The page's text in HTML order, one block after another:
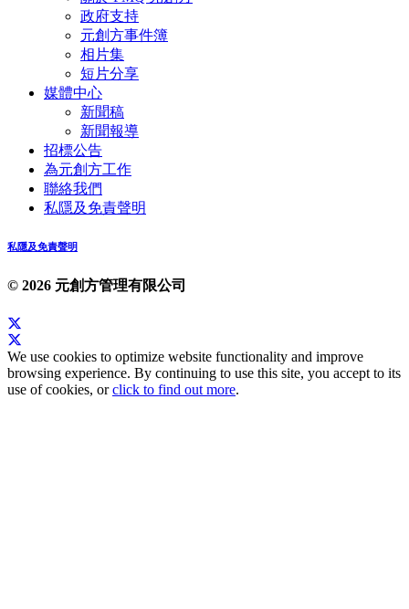
政府支持
元創方事件簿
相片集
短片分享
媒體中心
新聞稿
新聞報導
招標公告
為元創方工作
聯絡我們
私隱及免責聲明
私隱及免責聲明
© 2026 元創方管理有限公司
We use cookies to optimize website functionality and improve
browsing experience. By continuing to use this site, you accept to its
use of cookies, orclick to find out more.